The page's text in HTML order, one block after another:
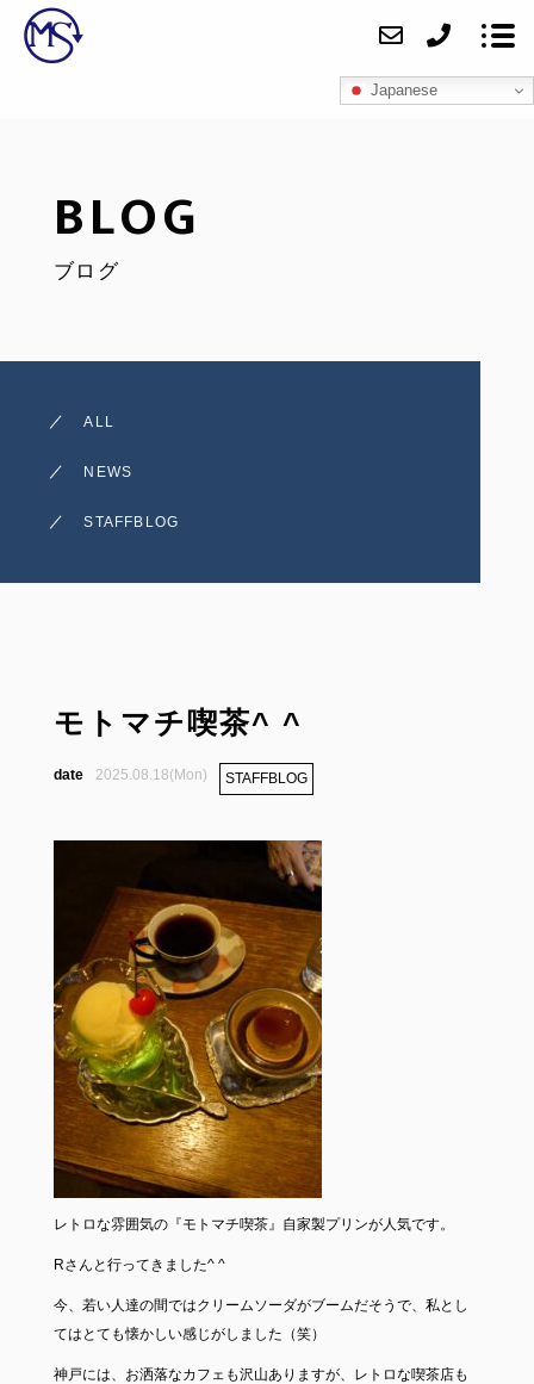
Japanese
BLOG
ブログ
ALL
NEWS
STAFFBLOG
モトマチ喫茶^ ^
2025.08.18(Mon) STAFFBLOG
レトロな雰囲気の『モトマチ喫茶』自家製プリンが人気です。
Rさんと行ってきました^ ^
今、若い人達の間ではクリームソーダがブームだそうで、私とし
てはとても懐かしい感じがしました（笑）
神戸には、お洒落なカフェも沢山ありますが、レトロな喫茶店も